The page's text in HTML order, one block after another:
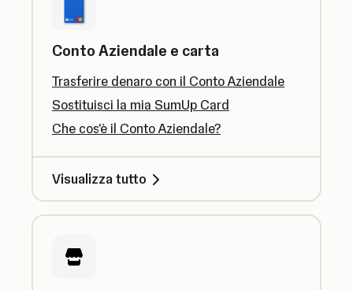
Conto Aziendale e carta
Trasferire denaro con il Conto Aziendale
Sostituisci la mia SumUp Card
Che cos'è il Conto Aziendale?
Visualizza tutto